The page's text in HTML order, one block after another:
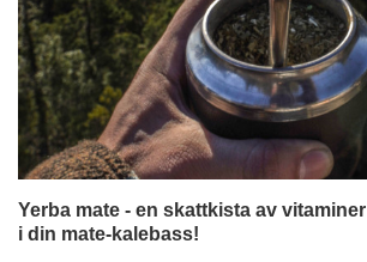
Yerba mate - en skattkista av
i din mate-kalebass!